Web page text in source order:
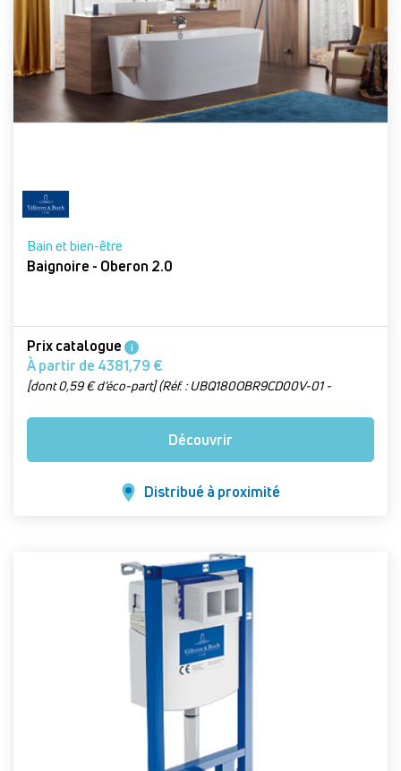
Bain et bien-être
Baignoire - Oberon 2.0
Prix catalogue i
À partir de 4381,79 €
[dont 0,59 € d’éco-part] (Réf. : UBQ180OBR9CD00V-01 -
Découvrir
Distribué à proximité